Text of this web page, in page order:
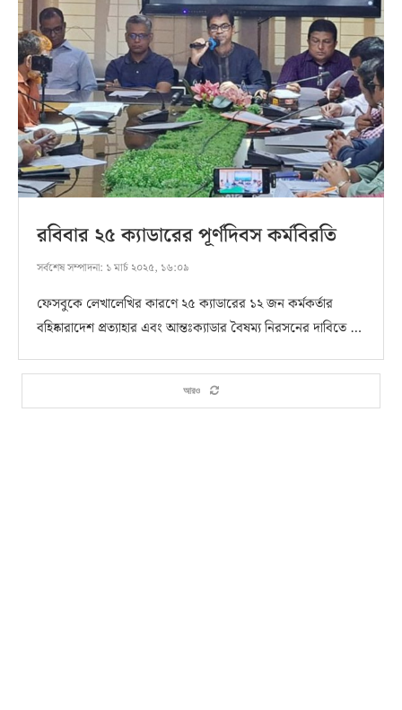
রবিবার ২৫ ক্যাডারের পূর্ণদিবস কর্মবিরতি
সর্বশেষ সম্পাদনা: ১ মার্চ ২০২৫, ১৬:০৯
ফেসবুকে লেখালেখির কারণে ২৫ ক্যাডারের ১২ জন কর্মকর্তার
বহিষ্কারাদেশ প্রত্যাহার এবং আন্তঃক্যাডার বৈষম্য নিরসনের দাবিতে …
আরও